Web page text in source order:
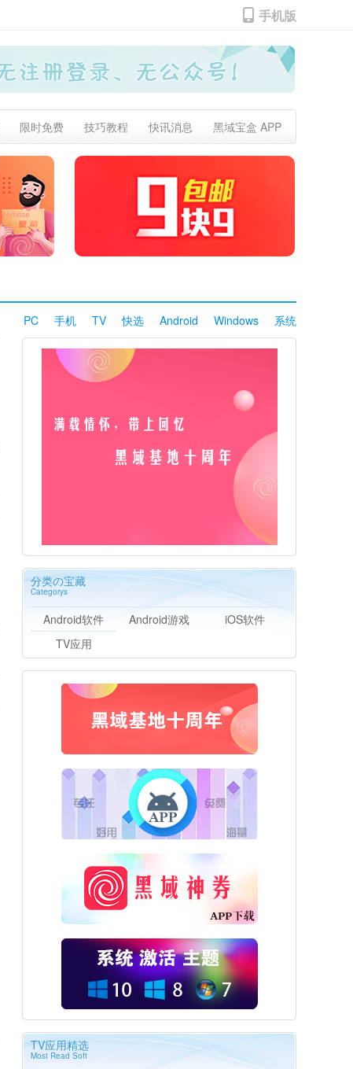
手机版
限时免费 技巧教程 快讯消息 黑域宝盒 APP
PC 手机 TV 快选 Android Windows 系统
分类の宝藏
Categorys
Android软件 Android游戏
iOS软件
TV应用
TV应用精选
Most Read Soft